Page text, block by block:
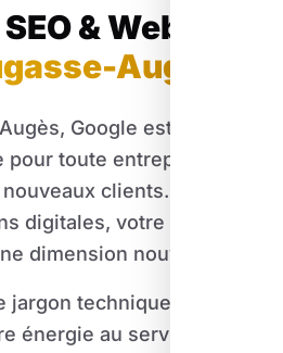
& Web
Augès
Google est devenu
toute entreprise qui
clients. Avec les
digitales, votre activité
dimension nouvelle.
jargon technique inutile :
énergie au service de la